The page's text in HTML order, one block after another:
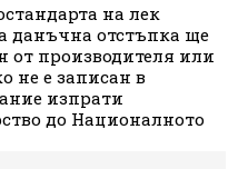
на лек
данъчна отстъпка ще
от производителя или
не е записан в
изпрати
до Националното